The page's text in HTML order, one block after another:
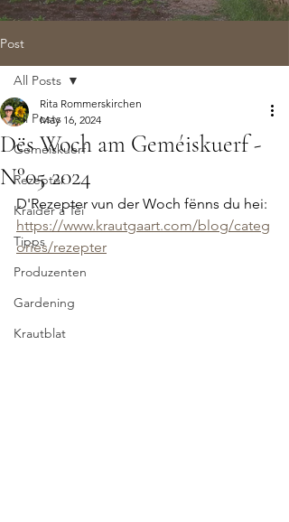
Post
All Posts
Geméiskuerf
Rezepter
Kraider a Téi
Tipps
Produzenten
Gardening
Krautblat
All Posts
Dës Woch am Geméiskuerf -
N°05 2024
Rita Rommerskirchen
May 16, 2024
D'Rezepter vun der Woch fënns du hei:
https://www.krautgaart.com/blog/categ
ories/rezepter